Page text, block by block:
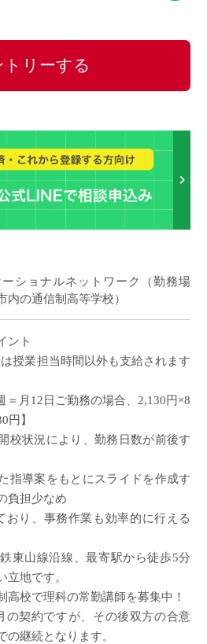
トリーする
ショナルネットワーク（勤務場
内の通信制高等学校）
ント
は授業担当時間以外も支給されます
＝月12日ご勤務の場合、2,130円×8
円】
校状況により、勤務日数が前後す
指導案をもとにスライドを作成す
負担少なめ
おり、事務作業も効率的に行える
東山線沿線、最寄駅から徒歩5分
立地です。
高校で理科の常勤講師を募集中！
契約ですが、その後双方の合意
の継続となります。